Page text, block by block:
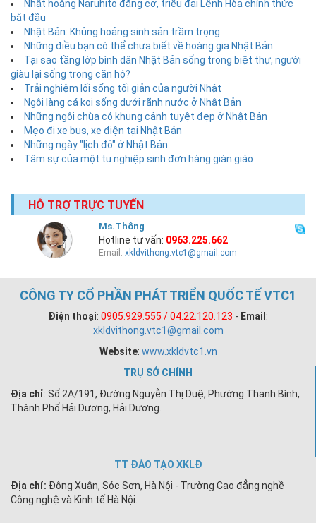
Nhật hoàng Naruhito đăng cơ, triều đại Lệnh Hòa chính thức
bắt đầu
Nhật Bản: Khủng hoảng sinh sản trầm trọng
Những điều bạn có thể chưa biết về hoàng gia Nhật Bản
Tại sao tầng lớp bình dân Nhật Bản sống trong biệt thự, người
giàu lại sống trong căn hộ?
Trải nghiệm lối sống tối giản của người Nhật
Ngôi làng cá koi sống dưới rãnh nước ở Nhật Bản
Những ngôi chùa có khung cảnh tuyệt đẹp ở Nhật Bản
Mẹo đi xe bus, xe điện tại Nhật Bản
Những ngày "lịch đỏ" ở Nhật Bản
Tâm sự của một tu nghiệp sinh đơn hàng giàn giáo
HỖ TRỢ TRỰC TUYẾN
Ms.Thông
Hotline tư vấn: 0963.225.662
Email:xkldvithong.vtc1@gmail.com
CÔNG TY CỔ PHẦN PHÁT TRIỂN QUỐC TẾ VTC1
Điện thoại: 0905.929.555 / 04.22.120.123 - Email :
xkldvithong.vtc1@gmail.com
Website: www.xkldvtc1.vn
TRỤ SỞ CHÍNH
Địa chỉ: Số 2A/191, Đường Nguyễn Thị Duệ, Phường Thanh Bình,
Thành Phố Hải Dương, Hải Dương.
TT ĐÀO TẠO XKLĐ
Địa chỉ: Đông Xuân, Sóc Sơn, Hà Nội - Trường Cao đẳng nghề
Công nghệ và Kinh tế Hà Nội.